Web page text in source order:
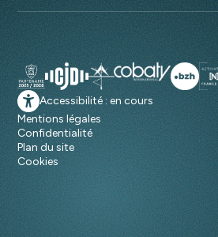
Accessibilité : en cours
Mentions légales
Confidentialité
Plan du site
Cookies